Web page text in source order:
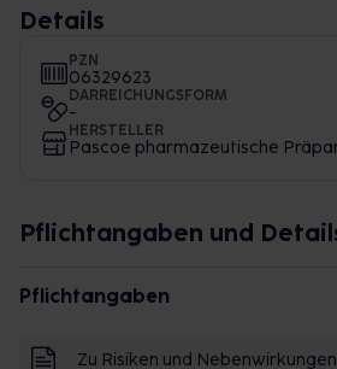
Details
PZN
06329623
DARREICHUNGSFORM
-
HERSTELLER
Pascoe pharmazeutische
Pflichtangaben und
Pflichtangaben
Zu Risiken und